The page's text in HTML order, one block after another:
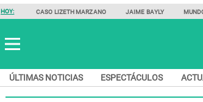
HOY: CASO LIZETH MARZANO JAIME BAYLY
ÚLTIMAS NOTICIAS ESPECTÁCULOS